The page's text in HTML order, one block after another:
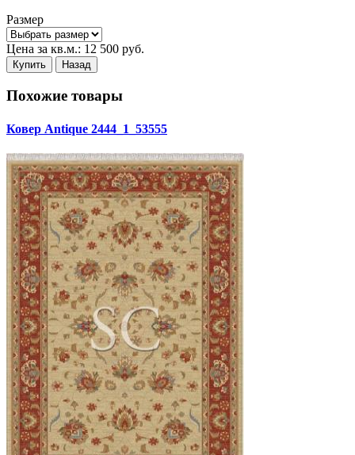
Размер
Цена за кв.м.: 12 500 руб.
Купить Назад
Похожие товары
Ковер Antique 2444_1_53555